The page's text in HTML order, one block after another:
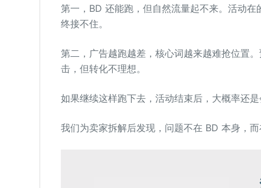
第一，BD 还能跑，但自然流量起不来。活动
终接不住。
第二，广告越跑越差，核心词越来越难抢位置
击，但转化不理想。
如果继续这样跑下去，活动结束后，大概率还是
我们为卖家拆解后发现，问题不在 BD 本身，而